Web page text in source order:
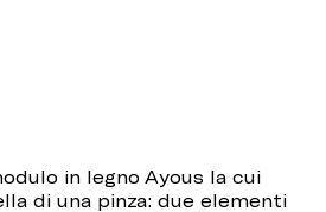
in legno Ayous la cui
di una pinza: due elementi